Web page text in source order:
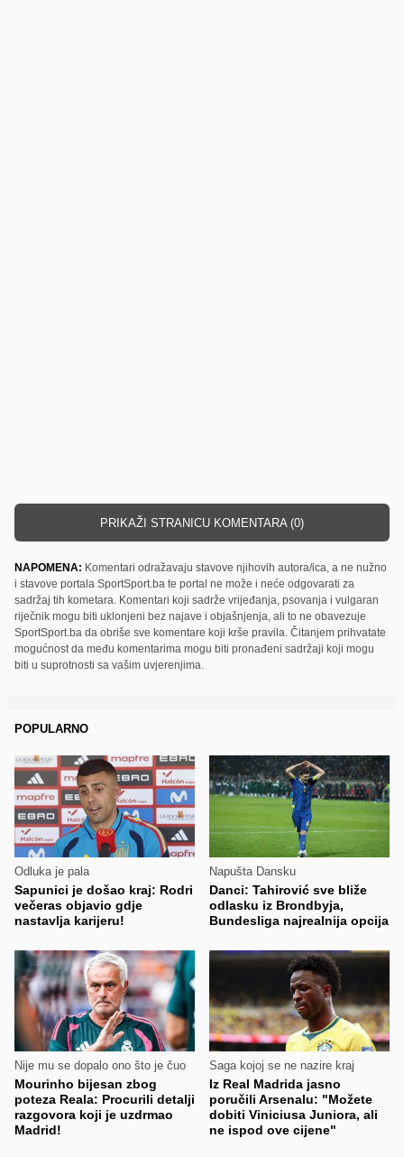
PRIKAŽI STRANICU KOMENTARA (0)
NAPOMENA: Komentari odražavaju stavove njihovih autora/ica, a ne nužno
i stavove portala SportSport.ba te portal ne može i neće odgovarati za
sadržaj tih kometara. Komentari koji sadrže vrijeđanja, psovanja i vulgaran
riječnik mogu biti uklonjeni bez najave i objašnjenja, ali to ne obavezuje
SportSport.ba da obriše sve komentare koji krše pravila. Čitanjem prihvatate
mogućnost da među komentarima mogu biti pronađeni sadržaji koji mogu
biti u suprotnosti sa vašim uvjerenjima.
POPULARNO
Odluka je pala
Sapunici je došao kraj: Rodri
večeras objavio gdje
nastavlja karijeru!
Napušta Dansku
Danci: Tahirović sve bliže
odlasku iz Brondbyja,
Bundesliga najrealnija opcija
Nije mu se dopalo ono što je čuo
Mourinho bijesan zbog
poteza Reala: Procurili detalji
razgovora koji je uzdrmao
Madrid!
Saga kojoj se ne nazire kraj
Iz Real Madrida jasno
poručili Arsenalu: "Možete
dobiti Viniciusa Juniora, ali
ne ispod ove cijene"